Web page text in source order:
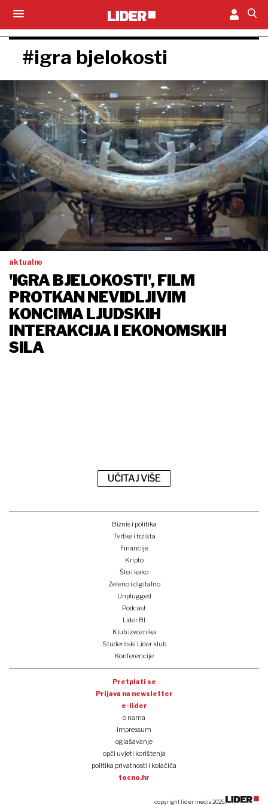
#igra bjelokosti
aktualno
'IGRA BJELOKOSTI', FILM
PROTKAN NEVIDLJIVIM
KONCIMA LJUDSKIH
INTERAKCIJA I EKONOMSKIH
SILA
UČITAJ VIŠE
Biznis i politika
Tvrtke i tržišta
Financije
Kripto
Što i kako
Zeleno i digitalno
Unplugged
Podcast
Lider BI
Klub izvoznika
Studentski Lider klub
Konferencije
Pretplati se
Prijava na newsletter
e-lider
o nama
impressum
oglašavanje
opći uvjeti korištenja
politika privatnosti i kolačića
tocno.hr
copyright lider media 2025.